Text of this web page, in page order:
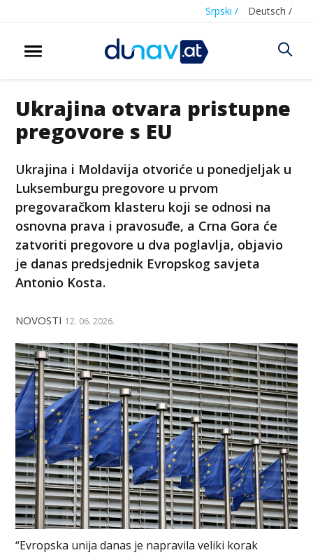
Srpski / Deutsch /
Ukrajina otvara pristupne
pregovore s EU
Ukrajina i Moldavija otvoriće u ponedjeljak u
Luksemburgu pregovore u prvom
pregovaračkom klasteru koji se odnosi na
osnovna prava i pravosuđe, a Crna Gora će
zatvoriti pregovore u dva poglavlja, objavio
je danas predsjednik Evropskog savjeta
Antonio Kosta.
NOVOSTI 12. 06. 2026.
“Evropska unija danas je napravila veliki korak